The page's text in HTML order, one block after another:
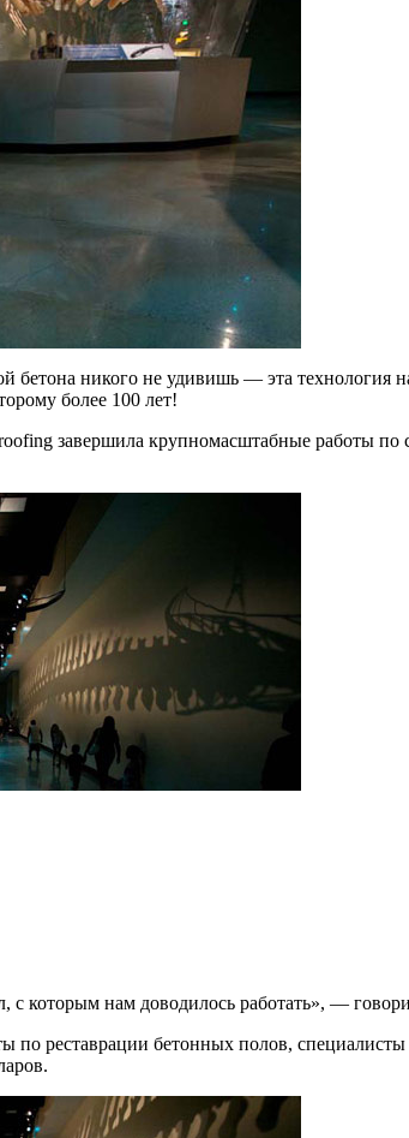
никого не удивишь — эта технология
более 100 лет!
завершила крупномасштабные работы
которым нам доводилось работать», —
по реставрации бетонных полов,